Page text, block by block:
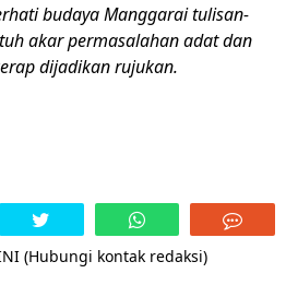
budaya Manggarai tulisan-
akar permasalahan adat dan
dijadikan rujukan.
(Hubungi kontak redaksi)